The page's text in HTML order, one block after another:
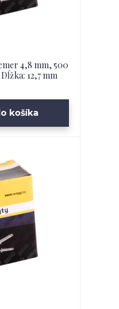
4,8 mm, 500
12,7 mm
košíka